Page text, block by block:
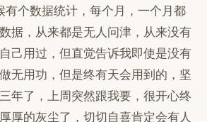
有个数据统计，每个月，一个月都
据，从来都是无人问津，从来没有
己用过，但直觉告诉我即使是没有
无用功，但是终有天会用到的，坚
年了，上周突然跟我要，很开心终
厚的灰尘了，切切自喜肯定会有人